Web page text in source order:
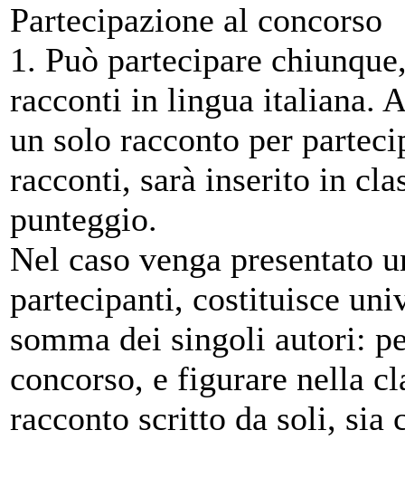
Partecipazione al
1. Può partecipare
racconti in lingua italiana.
un solo racconto per
racconti, sarà inserito in
punteggio.
Nel caso venga presentato
partecipanti, costituisce
somma dei singoli autori:
concorso, e figurare nella
racconto scritto da soli,